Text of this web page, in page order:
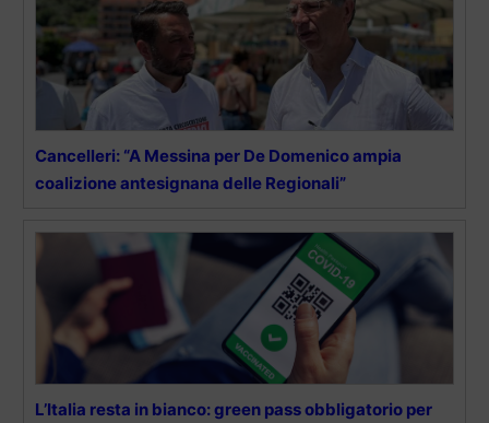
Cancelleri: “A Messina per De Domenico ampia
coalizione antesignana delle Regionali”
L’Italia resta in bianco: green pass obbligatorio per